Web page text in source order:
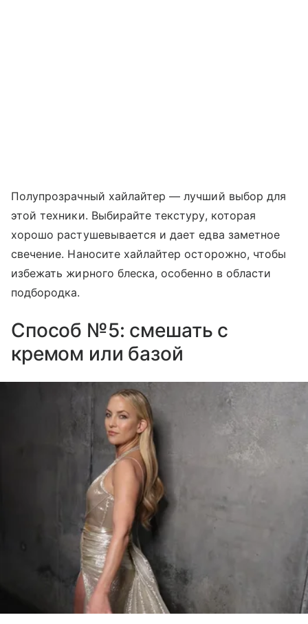
Полупрозрачный хайлайтер — лучший выбор для
этой техники. Выбирайте текстуру, которая
хорошо растушевывается и дает едва заметное
свечение. Наносите хайлайтер осторожно, чтобы
избежать жирного блеска, особенно в области
подбородка.
Способ №5: смешать с
кремом или базой